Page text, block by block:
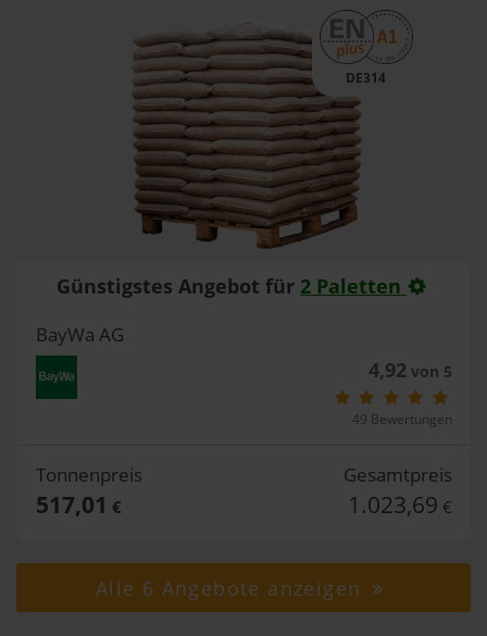
DE314
Günstigstes Angebot für 2 Paletten
BayWa AG
4,92von 5
49 Bewertungen
Tonnenpreis
517,01 €
Gesamtpreis
1.023,69 €
Alle 6 Angebote anzeigen